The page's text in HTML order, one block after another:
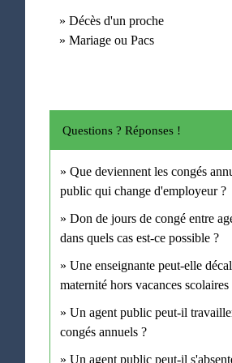
Décès d'un proche
Mariage ou Pacs
Questions ? Réponses !
Que deviennent les congés
public qui change d'employeur ?
Don de jours de congé entre
dans quels cas est-ce possible ?
Une enseignante peut-elle
maternité hors vacances scolaires
Un agent public peut-il
congés annuels ?
Un agent public peut-il